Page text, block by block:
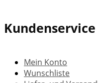
Kundenservice
Mein Konto
Wunschliste